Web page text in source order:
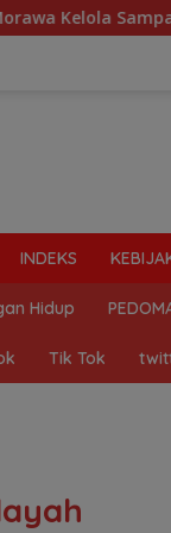
Mahasiswa
INDEKS
Hidup
Tik Tok